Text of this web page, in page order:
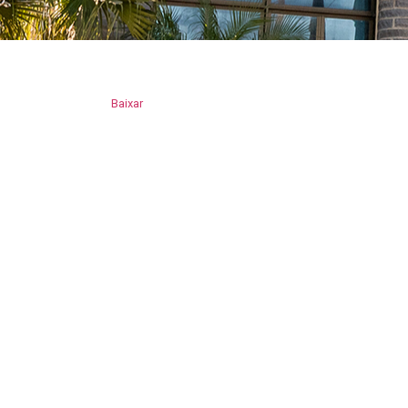
Baixar